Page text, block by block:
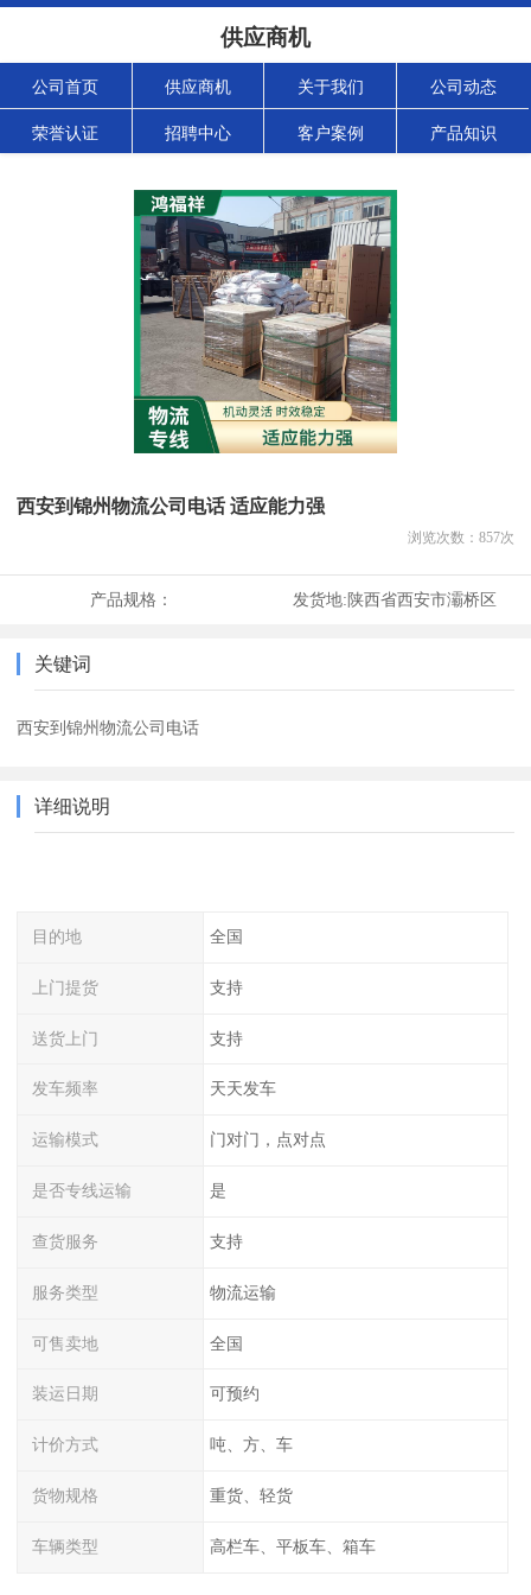
供应商机
公司首页 供应商机 关于我们 公司动态
荣誉认证 招聘中心 客户案例 产品知识
西安到锦州物流公司电话 适应能力强
浏览次数： 857次
产品规格： 发货地:陕西省西安市灞桥区
关键词
西安到锦州物流公司电话
详细说明
目的地 全国
上门提货 支持
送货上门 支持
发车频率 天天发车
运输模式 门对门，点对点
是否专线运输 是
查货服务 支持
服务类型 物流运输
可售卖地 全国
装运日期 可预约
计价方式 吨、方、车
货物规格 重货、轻货
车辆类型 高栏车、平板车、箱车